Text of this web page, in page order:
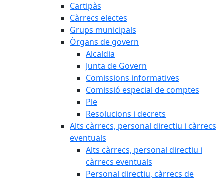
Cartipàs
Càrrecs electes
Grups municipals
Òrgans de govern
Alcaldia
Junta de Govern
Comissions informatives
Comissió especial de comptes
Ple
Resolucions i decrets
Alts càrrecs, personal directiu i càrrecs
eventuals
Alts càrrecs, personal directiu i
càrrecs eventuals
Personal directiu, càrrecs de